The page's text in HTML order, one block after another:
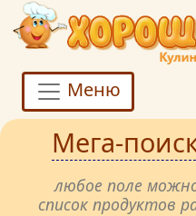
Меню
Мега-
любое поле
список продуктов